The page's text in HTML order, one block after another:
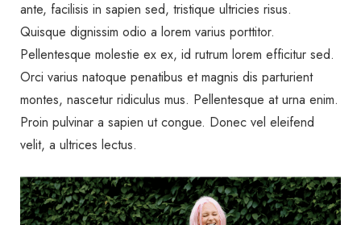
ante, facilisis in sapien sed, tristique ultricies risus.
Quisque dignissim odio a lorem varius porttitor.
Pellentesque molestie ex ex, id rutrum lorem efficitur sed.
Orci varius natoque penatibus et magnis dis parturient
montes, nascetur ridiculus mus. Pellentesque at urna enim.
Proin pulvinar a sapien ut congue. Donec vel eleifend
velit, a ultrices lectus.